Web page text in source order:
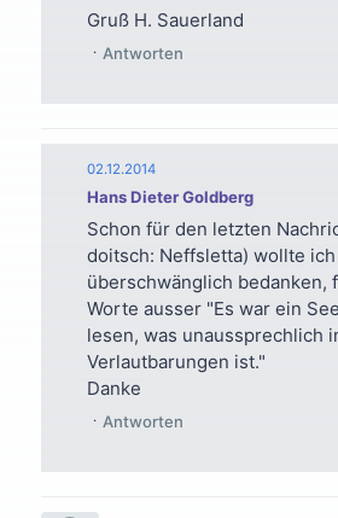
Gruß H. Sauerland
Antworten
Hans Dieter Goldberg
02.12.2014
Schon für den letzten
doitsch: Neffsletta) wollte
überschwänglich bedanken,
Worte ausser "Es war ein
lesen, was unaussprechlich
Verlautbarungen ist."
Danke
Antworten